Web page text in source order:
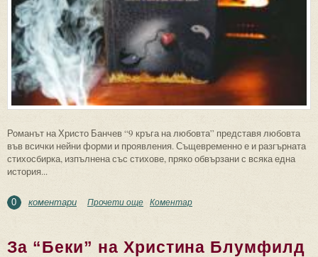
Романът на Христо Банчев “9 кръга на любовта” представя любовта
във всички нейни форми и проявления. Същевременно е и разгърната
стихосбирка, изпълнена със стихове, пряко обвързани с всяка една
история...
0 коментари Прочети още about За “9 кръга на любовта” на Христо
Коментар
За “Беки” на Христина Блумфилд